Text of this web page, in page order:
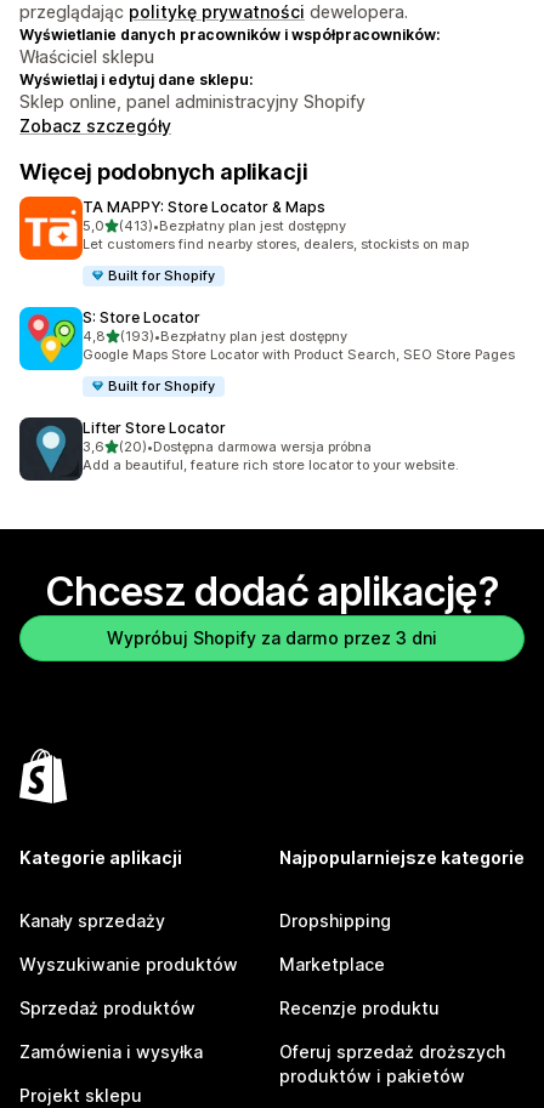
przeglądając politykę prywatności dewelopera.
Wyświetlanie danych pracowników i współpracowników:
Właściciel sklepu
Wyświetlaj i edytuj dane sklepu:
Sklep online, panel administracyjny Shopify
Zobacz szczegóły
Więcej podobnych aplikacji
TA MAPPY: Store Locator & Maps
5,0na 5 gwiazdek
(413)
Łączna liczba recenzji: 413
•Bezpłatny plan jest dostępny
Let customers find nearby stores, dealers, stockists on map
Built for Shopify
S: Store Locator
4,8na 5 gwiazdek
(193)
Łączna liczba recenzji: 193
•Bezpłatny plan jest dostępny
Google Maps Store Locator with Product Search, SEO Store Pages
Built for Shopify
Lifter Store Locator
3,6na 5 gwiazdek
(20)
Łączna liczba recenzji: 20
•Dostępna darmowa wersja próbna
Add a beautiful, feature rich store locator to your website.
Chcesz dodać aplikację?
Wypróbuj Shopify za darmo przez 3 dni
Kategorie aplikacji
Kanały sprzedaży
Wyszukiwanie produktów
Sprzedaż produktów
Zamówienia i wysyłka
Projekt sklepu
Najpopularniejsze kategorie
Dropshipping
Marketplace
Recenzje produktu
Oferuj sprzedaż droższych
produktów i pakietów